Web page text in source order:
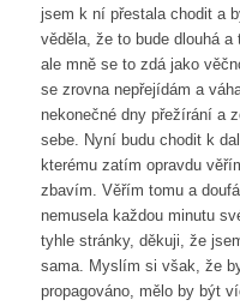
jsem k ní přestala chodit a
věděla, že to bude dlouhá
ale mně se to zdá jako
se zrovna nepřejídám a
nekonečné dny přežírání a
sebe. Nyní budu chodit k
kterému zatím opravdu
zbavím. Věřím tomu a
nemusela každou minutu
tyhle stránky, děkuji, že
sama. Myslím si však, že
propagováno, mělo by být